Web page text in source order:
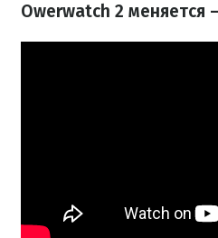
Owerwatch 2 меняется